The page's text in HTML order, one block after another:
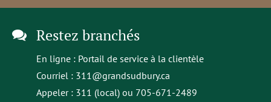
Restez branchés
En ligne : Portail de service à la clientèle
Courriel : 311@grandsudbury.ca
Appeler : 311 (local) ou 705-671-2489